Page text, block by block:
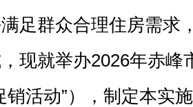
足群众合理住房需求
现就举办2026年赤峰
销活动”），制定本实